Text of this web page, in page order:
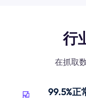
行
在抓取
99.5%正